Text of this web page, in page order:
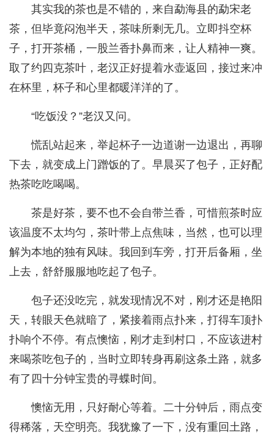
其实我的茶也是不错的，来自勐海县的勐宋老
茶，但毕竟闷泡半天，茶味所剩无几。立即抖空杯
子，打开茶桶，一股兰香扑鼻而来，让人精神一爽。
取了约四克茶叶，老汉正好提着水壶返回，接过来冲
在杯里，杯子和心里都暖洋洋的了。
“吃饭没？”老汉又问。
慌乱站起来，举起杯子一边道谢一边退出，再聊
下去，就变成上门蹭饭的了。早晨买了包子，正好配
热茶吃吃喝喝。
茶是好茶，要不也不会自带兰香，可惜煎茶时应
该温度不太均匀，茶叶带上点焦味，当然，也可以理
解为本地的独有风味。我回到车旁，打开后备厢，坐
上去，舒舒服服地吃起了包子。
包子还没吃完，就发现情况不对，刚才还是艳阳
天，转眼天色就暗了，紧接着雨点扑来，打得车顶扑
扑响个不停。有点懊恼，刚才走到村口，不应该进村
来喝茶吃包子的，当时立即转身再刷这条土路，就多
有了四十分钟宝贵的寻蝶时间。
懊恼无用，只好耐心等着。二十分钟后，雨点变
得稀落，天空明亮。我犹豫了一下，没有重回土路，